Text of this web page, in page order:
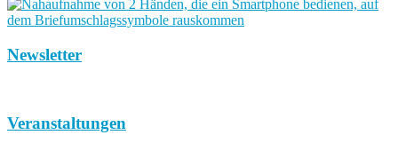
Newsletter
Veranstaltungen